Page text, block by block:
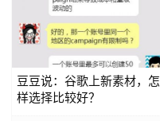
豆豆说：谷歌上新素材，怎
样选择比较好？